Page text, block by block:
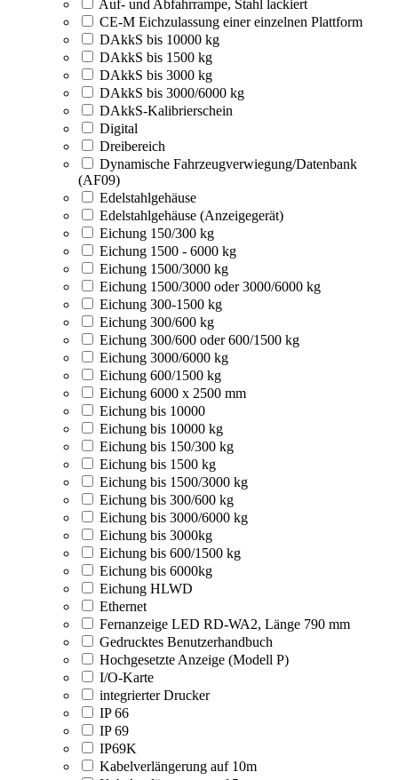
Auf- und Abfahrrampe, Stahl lackiert
CE-M Eichzulassung einer einzelnen Plattform
DAkkS bis 10000 kg
DAkkS bis 1500 kg
DAkkS bis 3000 kg
DAkkS bis 3000/6000 kg
DAkkS-Kalibrierschein
Digital
Dreibereich
Dynamische Fahrzeugverwiegung/Datenbank
(AF09)
Edelstahlgehäuse
Edelstahlgehäuse (Anzeigegerät)
Eichung 150/300 kg
Eichung 1500 - 6000 kg
Eichung 1500/3000 kg
Eichung 1500/3000 oder 3000/6000 kg
Eichung 300-1500 kg
Eichung 300/600 kg
Eichung 300/600 oder 600/1500 kg
Eichung 3000/6000 kg
Eichung 600/1500 kg
Eichung 6000 x 2500 mm
Eichung bis 10000
Eichung bis 10000 kg
Eichung bis 150/300 kg
Eichung bis 1500 kg
Eichung bis 1500/3000 kg
Eichung bis 300/600 kg
Eichung bis 3000/6000 kg
Eichung bis 3000kg
Eichung bis 600/1500 kg
Eichung bis 6000kg
Eichung HLWD
Ethernet
Fernanzeige LED RD-WA2, Länge 790 mm
Gedrucktes Benutzerhandbuch
Hochgesetzte Anzeige (Modell P)
I/O-Karte
integrierter Drucker
IP 66
IP 69
IP69K
Kabelverlängerung auf 10m